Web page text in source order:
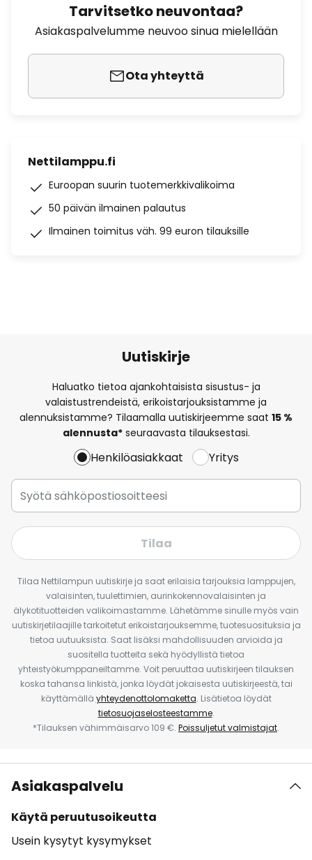
Tarvitsetko neuvontaa?
Asiakaspalvelumme neuvoo sinua mielellään
Ota yhteyttä
Nettilamppu.fi
Euroopan suurin tuotemerkkivalikoima
50 päivän ilmainen palautus
Ilmainen toimitus väh. 99 euron tilauksille
Uutiskirje
Haluatko tietoa ajankohtaisista sisustus- ja
valaistustrendeistä, erikoistarjouksistamme ja
alennuksistamme? Tilaamalla uutiskirjeemme saat 15 %
alennusta*seuraavasta tilauksestasi.
Henkilöasiakkaat Yritys
Tilaa
Tilaa Nettilampun uutiskirje ja saat erilaisia tarjouksia lamppujen,
valaisinten, tuulettimien, aurinkokennovalaisinten ja
älykotituotteiden valikoimastamme. Lähetämme sinulle myös vain
uutiskirjetilaajille tarkoitetut erikoistarjouksemme, tuotesuosituksia ja
tietoa uutuuksista. Saat lisäksi mahdollisuuden arvioida ja
suositella tuotteita sekä hyödyllistä tietoa
yhteistyökumppaneiltamme. Voit peruuttaa uutiskirjeen tilauksen
koska tahansa linkistä, jonka löydät jokaisesta uutiskirjeestä, tai
käyttämällä yhteydenottolomaketta. Lisätietoa löydät
tietosuojaselosteestamme.
*Tilauksen vähimmäisarvo 109 €. Poissuljetut valmistajat.
Asiakaspalvelu
Käytä peruutusoikeutta
Usein kysytyt kysymykset